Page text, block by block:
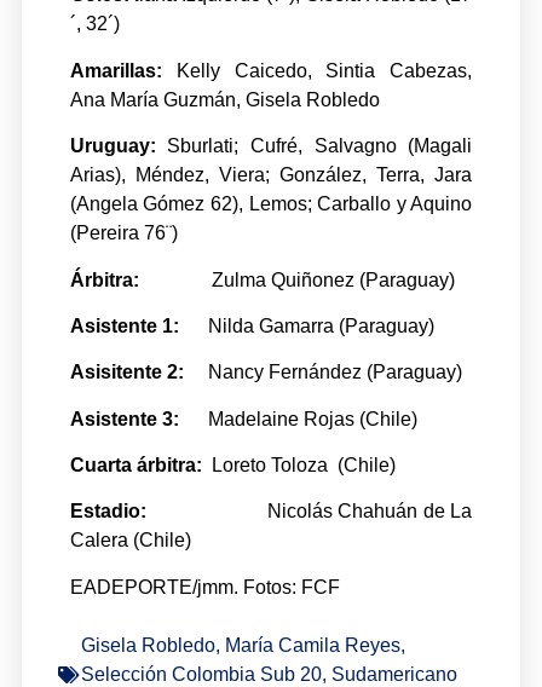
´, 32´)
Amarillas: Kelly Caicedo, Sintia Cabezas,
Ana María Guzmán, Gisela Robledo
Uruguay: Sburlati; Cufré, Salvagno (Magali
Arias), Méndez, Viera; González, Terra, Jara
(Angela Gómez 62), Lemos; Carballo y Aquino
(Pereira 76¨)
Árbitra: Zulma Quiñonez (Paraguay)
Asistente 1: Nilda Gamarra (Paraguay)
Asisitente 2: Nancy Fernández (Paraguay)
Asistente 3: Madelaine Rojas (Chile)
Cuarta árbitra: Loreto Toloza (Chile)
Estadio:
Nicolás Chahuán de La
Calera (Chile)
EADEPORTE/jmm. Fotos: FCF
Gisela Robledo, María Camila Reyes,
Selección Colombia Sub 20, Sudamericano